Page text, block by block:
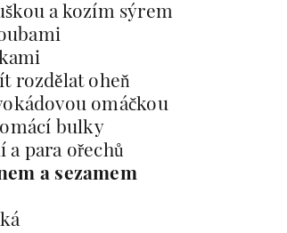
a kozím sýrem
rozdělat oheň
omáčkou
bulky
a para ořechů
a sezamem